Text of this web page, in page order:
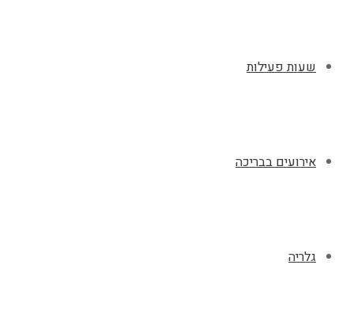
שעות פעילות
אירועים בבריכה
גלריה